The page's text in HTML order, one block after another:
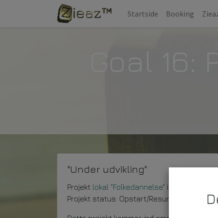
Startside Booking
"Under udvikling"
Projekt lokal "Folkedannelse" igennem
Projekt status: Opstart/Resurse afklaring/